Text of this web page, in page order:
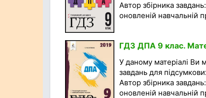
Автор збірника
оновленій навчальній
ГДЗ ДПА 9 клас.
У даному матеріалі Ви
завдань для
Автор збірника
оновленій навчальній